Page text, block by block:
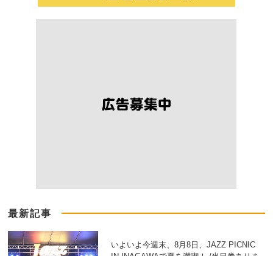
最新記事
いよいよ今週末、8月8日、JAZZ PICNIC